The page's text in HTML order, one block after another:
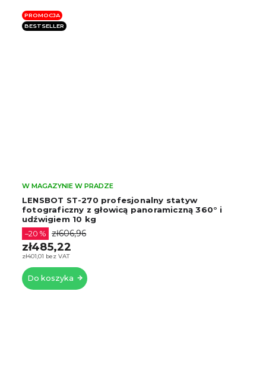
PROMOCJA
BESTSELLER
LENSBOT ST-270 profesjonalny statyw
fotograficzny z głowicą panoramiczną 360° i
udźwigiem 10 kg
W MAGAZYNIE W PRADZE
zł401,01 bez VAT
–20 % zł606,96
zł485,22
Do koszyka